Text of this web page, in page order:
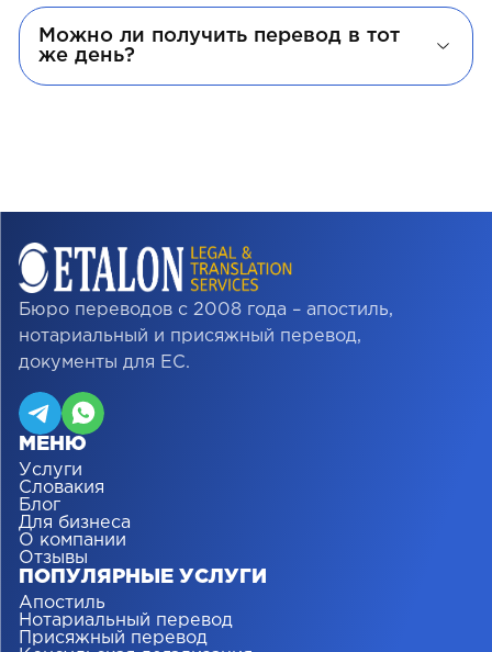
Можно ли получить перевод в тот
же день?
Бюро переводов с 2008 года – апостиль,
нотариальный и присяжный перевод,
документы для ЕС.
МЕНЮ
Услуги
Словакия
Блог
Для бизнеса
О компании
Отзывы
ПОПУЛЯРНЫЕ УСЛУГИ
Апостиль
Нотариальный перевод
Присяжный перевод